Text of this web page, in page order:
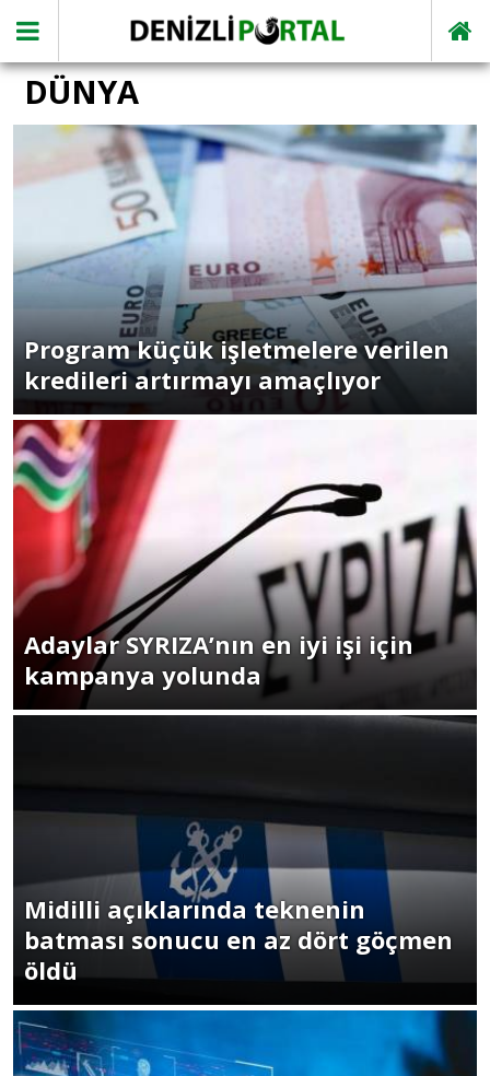
DÜNYA
Program küçük işletmelere verilen
kredileri artırmayı amaçlıyor
Adaylar SYRIZA’nın en iyi işi için
kampanya yolunda
Midilli açıklarında teknenin
batması sonucu en az dört göçmen
öldü